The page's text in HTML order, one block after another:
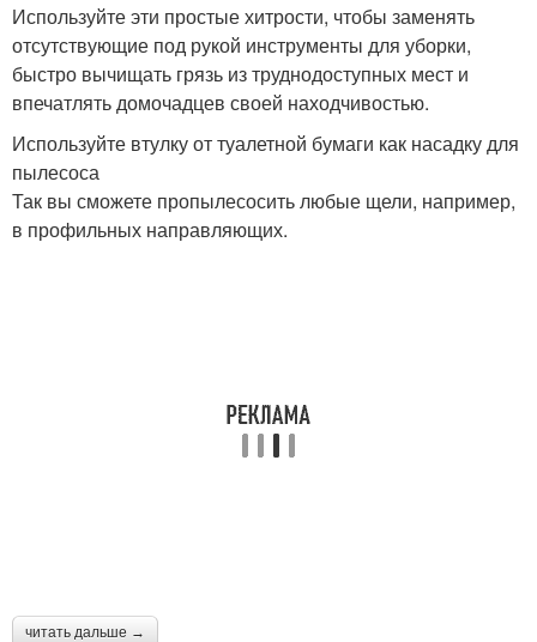
Используйте эти простые хитрости, чтобы заменять
отсутствующие под рукой инструменты для уборки,
быстро вычищать грязь из труднодоступных мест и
впечатлять домочадцев своей находчивостью.
Используйте втулку от туалетной бумаги как насадку для
пылесоса
Так вы сможете пропылесосить любые щели, например,
в профильных направляющих.
читать дальше →